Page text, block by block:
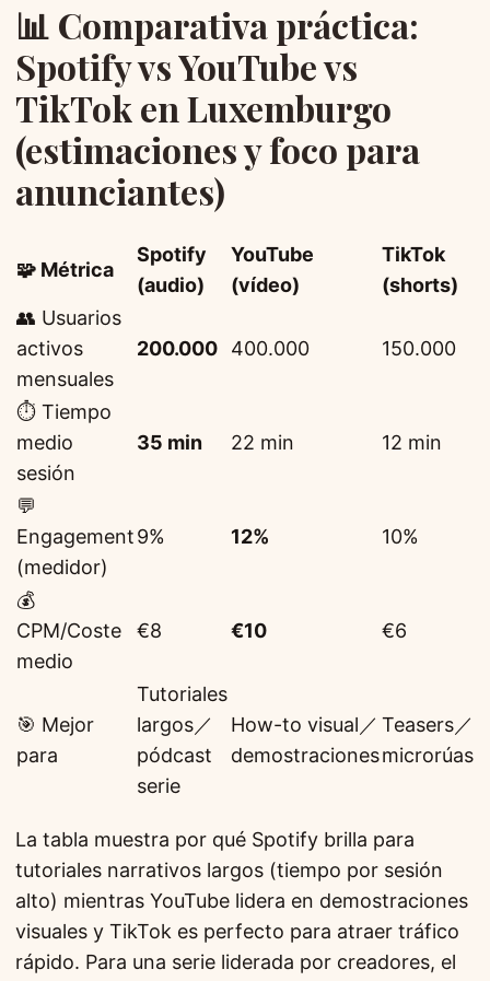
📊 Comparativa práctica:
Spotify vs YouTube vs
TikTok en Luxemburgo
(estimaciones y foco para
anunciantes)
🧩 Métrica
Spotify
(audio)
YouTube
(vídeo)
TikTok
(shorts)
👥 Usuarios
activos
mensuales
200.000 400.000 150.000
⏱️ Tiempo
medio
sesión
35 min 22 min 12 min
💬
Engagement
(medidor)
9% 12% 10%
💰
CPM/Coste
medio
€8 €10 €6
🎯 Mejor
para
Tutoriales
largos／
pódcast
serie
How-to visual／
demostraciones
Teasers／
microrúas
La tabla muestra por qué Spotify brilla para
tutoriales narrativos largos (tiempo por sesión
alto) mientras YouTube lidera en demostraciones
visuales y TikTok es perfecto para atraer tráfico
rápido. Para una serie liderada por creadores, el